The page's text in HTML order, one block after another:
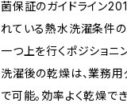
菌保証のガイドライン
れている熱水洗濯条件
一つ上を行くポジショニ
洗濯後の乾燥は、業務用
で可能。効率よく乾燥でき